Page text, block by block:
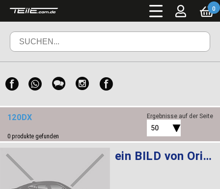
0
120DX
0 produkte gefunden
Ergebnisse auf der Seite
50
ein BILD von Original BMW 1 Serie F20 F21 2012-2018 Velours Fußmatten Matte Premium Set